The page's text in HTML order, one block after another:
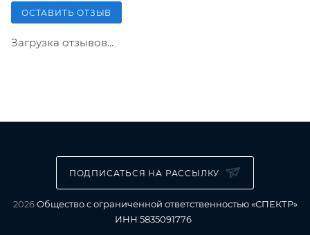
ОСТАВИТЬ ОТЗЫВ
Загрузка отзывов...
ПОДПИСАТЬСЯ НА РАССЫЛКУ
2026Общество с ограниченной ответственностью «СПЕКТР»
ИНН 5835091776